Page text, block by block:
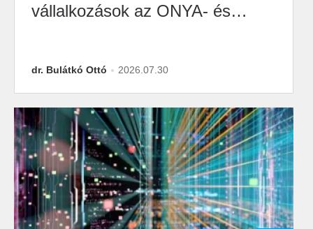
vállalkozások az ONYA- és
dr. Bulátkó Ottó 2026.07.30